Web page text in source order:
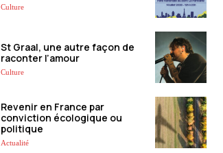
Culture
St Graal, une autre façon de
raconter l’amour
Culture
Revenir en France par
conviction écologique ou
politique
Actualité